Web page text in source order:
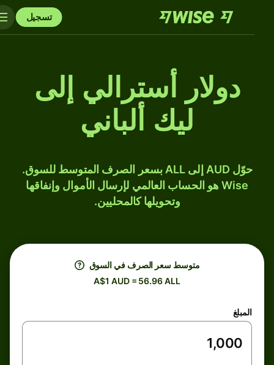
تسجيل
دولار أسترالي إلى
ليك ألباني
حوّل AUD إلى ALL بسعر الصرف المتوسط للسوق.
Wise هو الحساب العالمي لإرسال الأموال وإنفاقها
وتحويلها كالمحليين.
متوسط ​​سعر الصرف في السوق
A$1 AUD = 56.96 ALL
المبلغ